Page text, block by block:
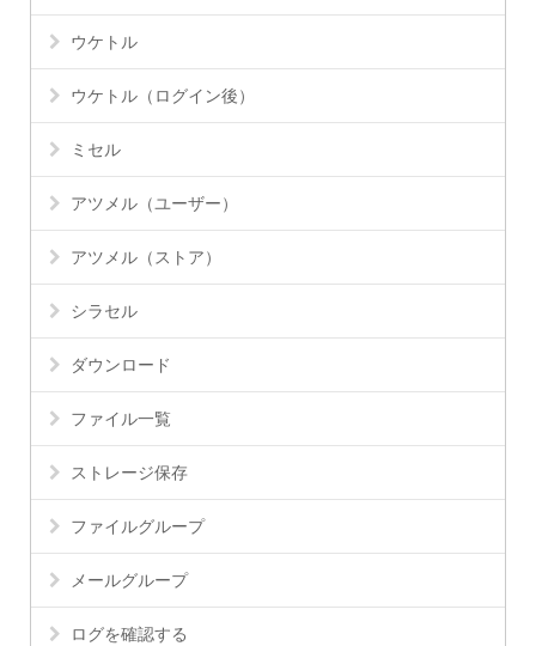
ウケトル
ウケトル（ログイン後）
ミセル
アツメル（ユーザー）
アツメル（ストア）
シラセル
ダウンロード
ファイル一覧
ストレージ保存
ファイルグループ
メールグループ
ログを確認する